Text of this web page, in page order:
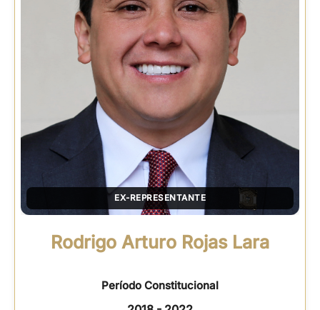
EX-REPRESENTANTE
Rodrigo Arturo Rojas Lara
Período Constitucional